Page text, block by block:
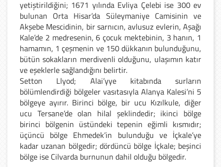
yetiştirildiğini; 1671 yılında Evliya Çelebi ise 300 ev
bulunan Orta Hisar’da Süleymaniye Camisinin ve
Akşebe Mescidinin, bir sarnıcın, avlusuz evlerin, Aşağı
Kale’de 2 medresenin, 6 çocuk mektebinin, 3 hanın, 1
hamamın, 1 çeşmenin ve 150 dükkanın bulunduğunu,
bütün sokakların merdivenli olduğunu, ulaşımın katır
ve eşeklerle sağlandığını belirtir.
Setton Llyod; Alai’yye kitabında surların
bölümlendirdiği bölgeler vasıtasıyla Alanya Kalesi’ni 5
bölgeye ayırır. Birinci bölge, bir ucu Kızılkule, diğer
ucu Tersane’de olan hilal şeklindedir; ikinci bölge
birinci bölgenin üstündeki tepenin eğimli kısmıdır;
üçüncü bölge Ehmedek’in bulunduğu ve İçkale’ye
kadar uzanan bölgedir; dördüncü bölge İçkale; beşinci
bölge ise Cilvarda burnunun dahil olduğu bölgedir.